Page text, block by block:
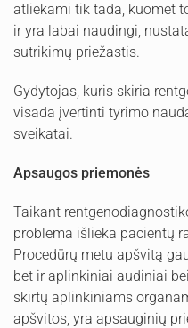
atliekami tik tada, kuomet
ir yra labai naudingi,
sutrikimų priežastis.
Gydytojas, kuris skiria
visada įvertinti tyrimo
sveikatai.
Apsaugos priemonės
Taikant
problema išlieka pacientų
Procedūrų metu apšvitą
bet ir aplinkiniai audiniai
skirtų aplinkiniams
apšvitos, yra apsauginių